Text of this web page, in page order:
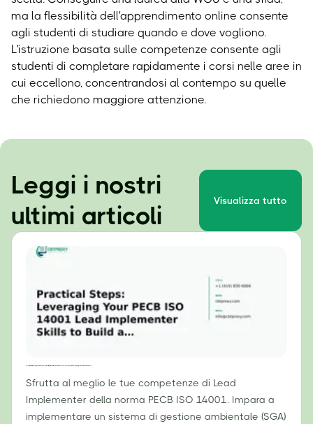
ma la flessibilità dell'apprendimento online consente
agli studenti di studiare quando e dove vogliono.
L'istruzione basata sulle competenze consente agli
studenti di completare rapidamente i corsi nelle aree in
cui eccellono, concentrandosi al contempo su quelle
che richiedono maggiore attenzione.
Leggi i nostri
ultimi articoli
Visualizza tutto
Sfrutta al meglio le tue competenze di Lead
Implementer della norma PECB ISO 14001. Impara a
implementare un sistema di gestione ambientale (SGA)